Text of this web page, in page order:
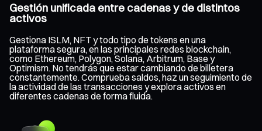
Gestión unificada entre cadenas y de distintos
activos
Gestiona ISLM, NFT y todo tipo de tokens en una
plataforma segura, en las principales redes blockchain,
como Ethereum, Polygon, Solana, Arbitrum, Base y
Optimism. No tendrás que estar cambiando de billetera
constantemente. Comprueba saldos, haz un seguimiento de
la actividad de las transacciones y explora activos en
diferentes cadenas de forma fluida.